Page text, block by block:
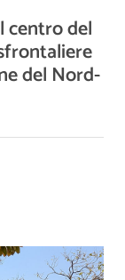
centro del
del Nord-